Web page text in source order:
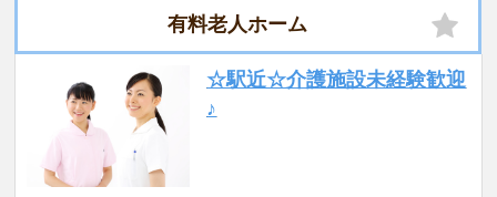
有料老人ホーム
☆駅近☆介護施設未経験歓迎
♪